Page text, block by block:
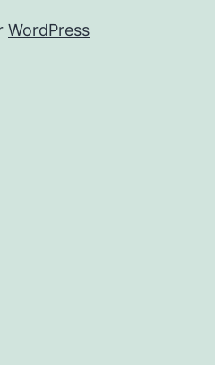
WordPress